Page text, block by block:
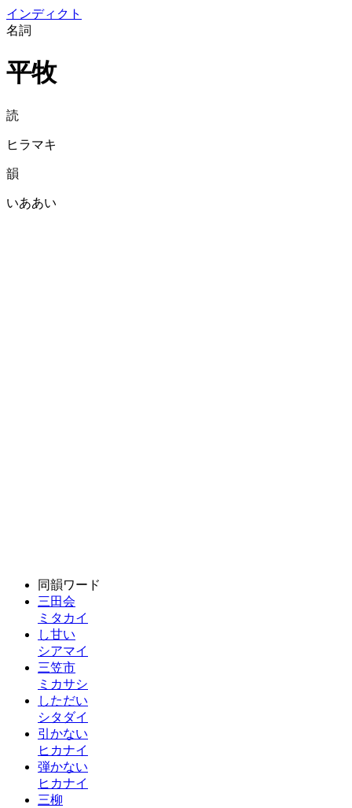
インディクト
名詞
平牧
読
ヒラマキ
韻
いああい
同韻ワード
三田会
ミタカイ
し甘い
シアマイ
三笠市
ミカサシ
しただい
シタダイ
引かない
ヒカナイ
弾かない
ヒカナイ
三柳